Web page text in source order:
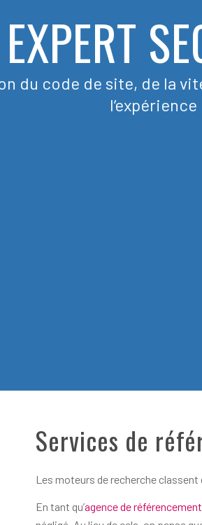
EXPERT
du code de site, de la
Services de
Les moteurs de recherche
En tant qu’agence de